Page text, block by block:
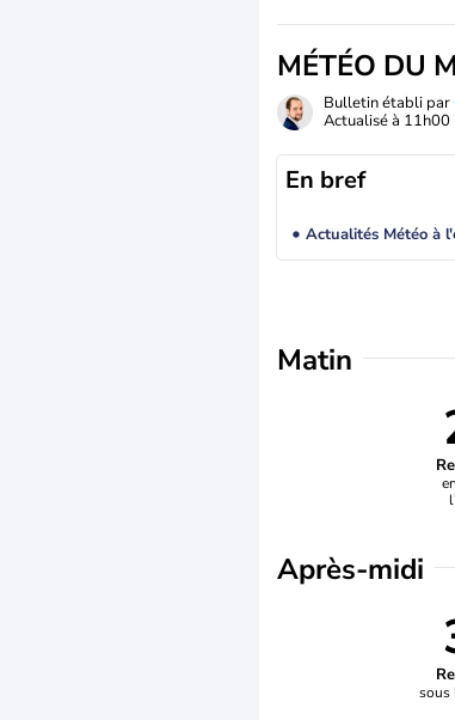
MÉTÉO DU
Bulletin établi par
Actualisé à 11h00
En bref
Matin
Après-midi
sous